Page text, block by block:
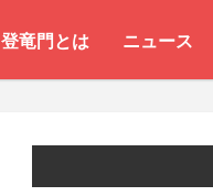
登竜門とは ニュース